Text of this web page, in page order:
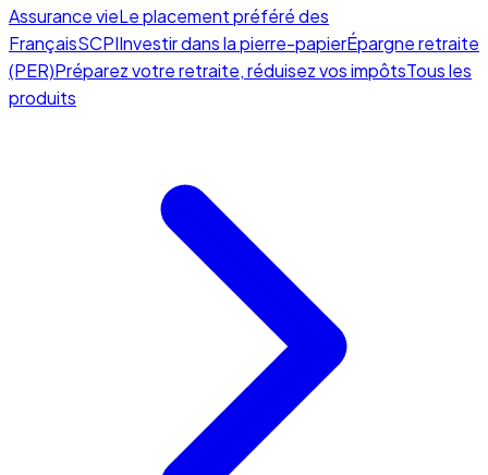
Assurance vieLe placement préféré des
FrançaisSCPIInvestir dans la pierre-papierÉpargne retraite
(PER)Préparez votre retraite, réduisez vos impôtsTous les
produits